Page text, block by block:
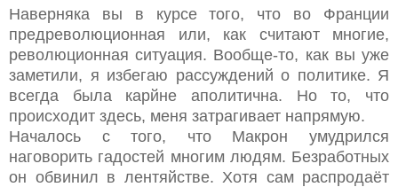
Наверняка вы в курсе того, что во Франции
предреволюционная или, как считают многие,
революционная ситуация. Вообще-то, как вы уже
заметили, я избегаю рассуждений о политике. Я
всегда была карйне аполитична. Но то, что
происходит здесь, меня затрагивает напрямую.
Началось с того, что Макрон умудрился
наговорить гадостей многим людям. Безработных
он обвинил в лентяйстве. Хотя сам распродаёт